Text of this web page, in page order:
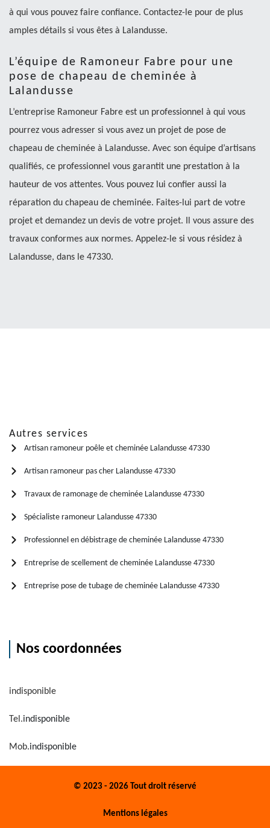
à qui vous pouvez faire confiance. Contactez-le pour de plus
amples détails si vous êtes à Lalandusse.
L’équipe de Ramoneur Fabre pour une
pose de chapeau de cheminée à
Lalandusse
L’entreprise Ramoneur Fabre est un professionnel à qui vous
pourrez vous adresser si vous avez un projet de pose de
chapeau de cheminée à Lalandusse. Avec son équipe d’artisans
qualifiés, ce professionnel vous garantit une prestation à la
hauteur de vos attentes. Vous pouvez lui confier aussi la
réparation du chapeau de cheminée. Faites-lui part de votre
projet et demandez un devis de votre projet. Il vous assure des
travaux conformes aux normes. Appelez-le si vous résidez à
Lalandusse, dans le 47330.
Autres services
Artisan ramoneur poêle et cheminée Lalandusse 47330
Artisan ramoneur pas cher Lalandusse 47330
Travaux de ramonage de cheminée Lalandusse 47330
Spécialiste ramoneur Lalandusse 47330
Professionnel en débistrage de cheminée Lalandusse 47330
Entreprise de scellement de cheminée Lalandusse 47330
Entreprise pose de tubage de cheminée Lalandusse 47330
Nos coordonnées
indisponible
Tel.indisponible
Mob.indisponible
© 2023 - 2026 Tout droit réservé
Mentions légales